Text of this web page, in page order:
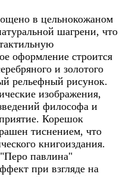
в цельнокожаном
шагрени, что
оформление строится
и золотого
рельефный рисунок.
изображения,
философа и
Корешок
тиснением, что
книгоиздания.
павлина"
при взгляде на